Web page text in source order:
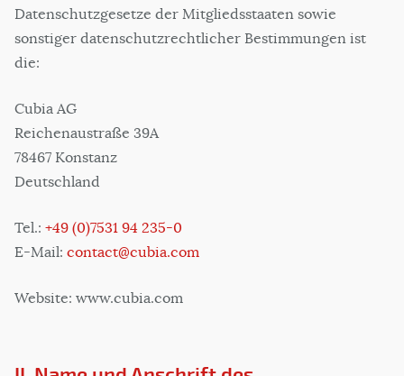
Datenschutzgesetze der Mitgliedsstaaten sowie
sonstiger datenschutzrechtlicher Bestimmungen ist
die:
Cubia AG
Reichenaustraße 39A
78467 Konstanz
Deutschland
Tel.: +49 (0)7531 94 235-0
E-Mail: contact@cubia.com
Website: www.cubia.com